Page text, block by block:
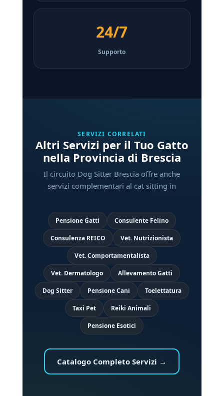
24/7
Supporto
SERVIZI CORRELATI
Altri Servizi per il Tuo Gatto
nella Provincia di Brescia
Il circuito Dog Sitter Brescia offre anche
servizi complementari al cat sitting in
Pensione Gatti Consulente Felino
Consulenza REICO Vet. Nutrizionista
Vet. Comportamentalista
Vet. Dermatologo Allevamento Gatti
Dog Sitter Pensione Cani Toelettatura
Taxi Pet Reiki Animali
Pensione Esotici
Catalogo Completo Servizi →